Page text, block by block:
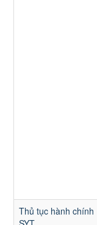
Thủ tục hành chính